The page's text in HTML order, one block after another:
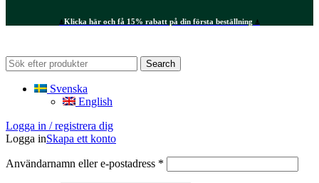
⍋Klicka här och få 15% rabatt på din första beställning ⍋
Search
Svenska
English
Logga in / registrera dig
Logga inSkapa ett konto
Användarnamn eller e-postadress *